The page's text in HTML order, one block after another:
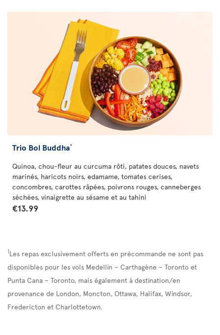
Trio Bol Buddha*
Quinoa, chou-fleur au curcuma rôti, patates douces, navets
marinés, haricots noirs, edamame, tomates cerises,
concombres, carottes râpées, poivrons rouges, canneberges
séchées, vinaigrette au sésame et au tahini
€13.99
1Les repas exclusivement offerts en précommande ne sont pas
disponibles pour les vols Medellín – Carthagène – Toronto et
Punta Cana – Toronto, mais également à destination/en
provenance de London, Moncton, Ottawa, Halifax, Windsor,
Fredericton et Charlottetown.